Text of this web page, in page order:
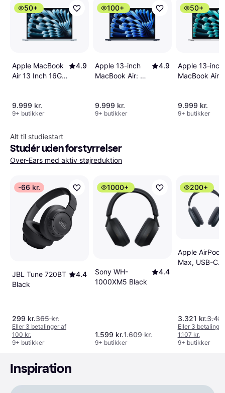
50+
Apple MacBook
Air 13 Inch 16GB
4.9
9.999 kr.
9+ butikker
100+
Apple 13-inch
MacBook Air: M5
8‑core GPU,
16GB, 512GB
4.9
9.999 kr.
9+ butikker
50+
Apple 13-inch
MacBook Air:
8‑core GPU,
16GB, 512GB
9.999 kr.
9+ butikker
Alt til studiestart
Studér uden forstyrrelser
Over-Ears med aktiv støjreduktion
-66 kr.
JBL Tune 720BT
Black
4.4
299 kr.365 kr.
Eller 3 betalinger af
100 kr.
9+ butikker
1000+
Sony WH-
1000XM5 Black
4.4
1.599 kr.1.609 kr.
9+ butikker
200+
Apple AirPods
Max, USB-C
3.321 kr.
Eller 3
1.107 kr.
9+ butikker
Inspiration